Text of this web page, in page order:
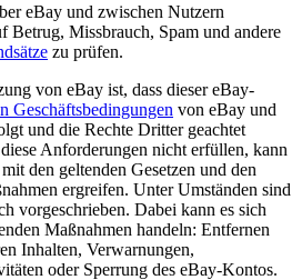
eBay und zwischen Nutzern
Betrug, Missbrauch, Spam und andere
zu prüfen.
von eBay ist, dass dieser eBay-
Geschäftsbedingungen von eBay und
und die Rechte Dritter geachtet
Anforderungen nicht erfüllen, kann
den geltenden Gesetzen und den
ergreifen. Unter Umständen sind
vorgeschrieben. Dabei kann es sich
Maßnahmen handeln: Entfernen
Inhalten, Verwarnungen,
oder Sperrung des eBay-Kontos.